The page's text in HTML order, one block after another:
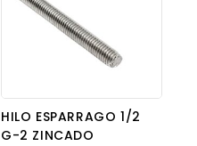
HILO ESPARRAGO 1/2
G-2 ZINCADO